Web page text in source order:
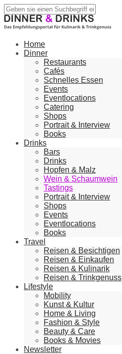
Home
Dinner
Restaurants
Cafés
Schnelles Essen
Events
Eventlocations
Catering
Shops
Portrait & Interview
Books
Drinks
Bars
Drinks
Hopfen & Malz
Wein & Schaumwein
Tastings
Portrait & Interview
Shops
Events
Eventlocations
Books
Travel
Reisen & Besichtigen
Reisen & Einkaufen
Reisen & Kulinarik
Reisen & Trinkgenuss
Lifestyle
Mobility
Kunst & Kultur
Home & Living
Fashion & Style
Beauty & Care
Books & Movies
Newsletter